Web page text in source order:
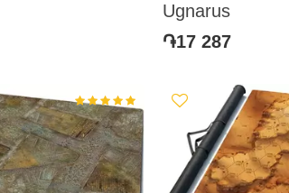
Ugnarus
֏17 287